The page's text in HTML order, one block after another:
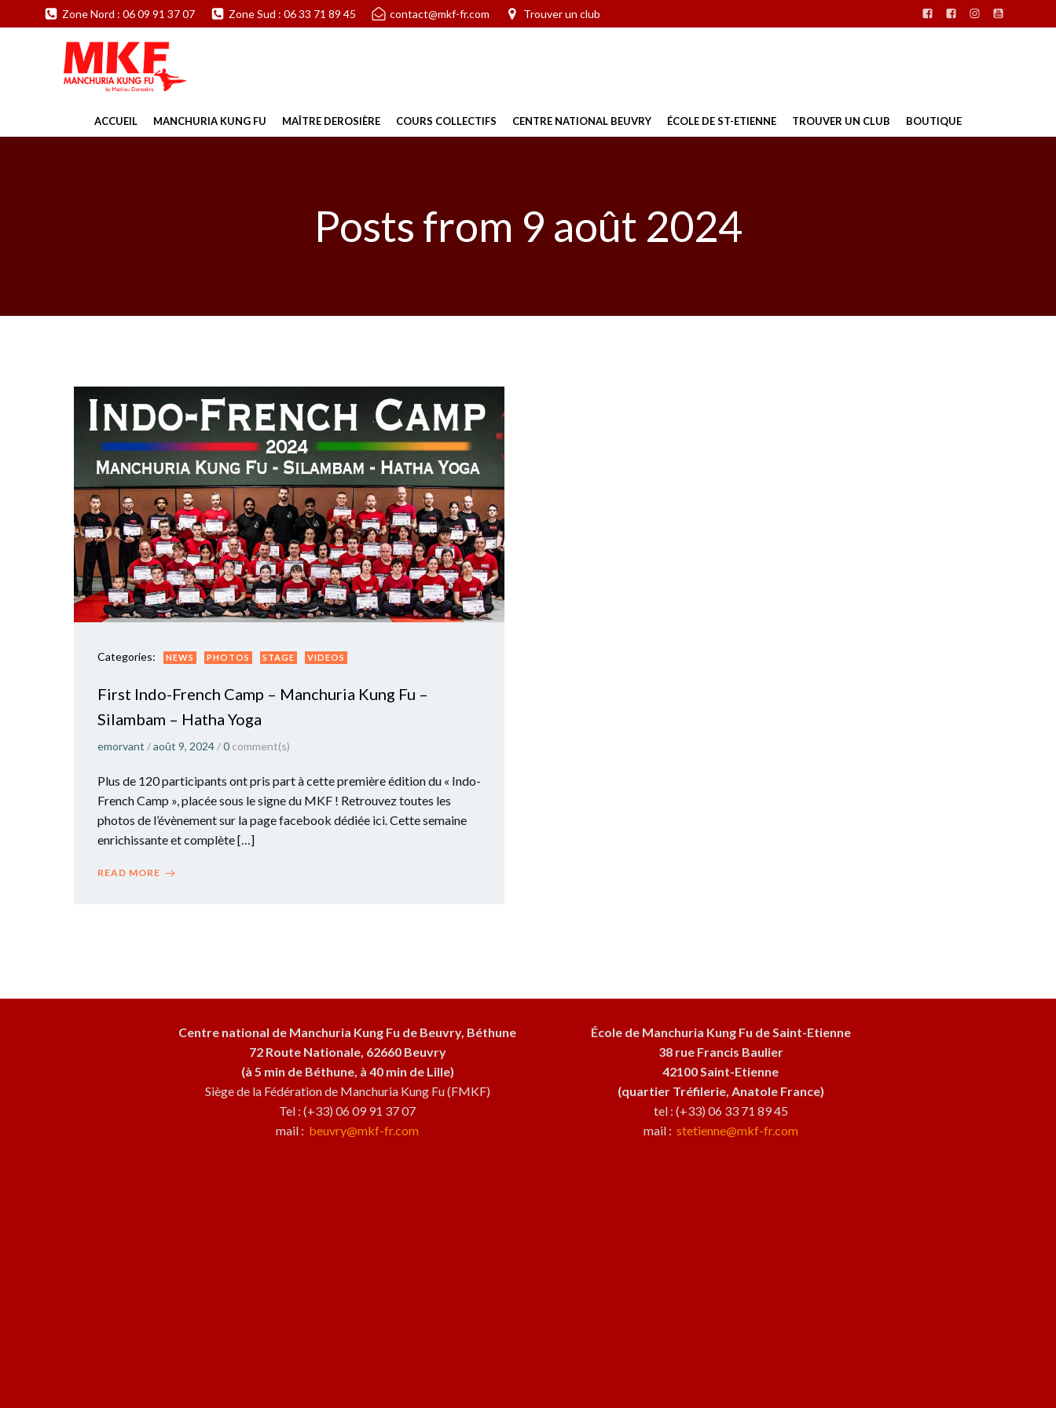
au
Zone Nord : 06 09 91 37 07 Zone Sud : 06 33 71 89 45 contact@mkf-fr.com Trouver un club
ACCUEIL MANCHURIA KUNG FU MAÎTRE DEROSIÈRE COURS COLLECTIFS CENTRE NATIONAL BEUVRY ÉCOLE DE ST-ETIENNE TROUVER UN CLUB BOUTIQUE
Posts from 9 août 2024
Categories: NEWS PHOTOS STAGE VIDEOS
First Indo-French Camp – Manchuria Kung Fu –
Silambam – Hatha Yoga
emorvant /août 9, 2024 /0 comment(s)
Plus de 120 participants ont pris part à cette première édition du « Indo-
French Camp », placée sous le signe du MKF ! Retrouvez toutes les
photos de l’évènement sur la page facebook dédiée ici. Cette semaine
enrichissante et complète […]
READ MORE
Centre national de Manchuria Kung Fu de Beuvry, Béthune
72 Route Nationale, 62660 Beuvry
(à 5 min de Béthune, à 40 min de Lille)
Siège de la Fédération de Manchuria Kung Fu (FMKF)
Tel : (+33) 06 09 91 37 07
mail : beuvry@mkf-fr.com
École de Manchuria Kung Fu de Saint-Etienne
38 rue Francis Baulier
42100 Saint-Etienne
(quartier Tréfilerie, Anatole France)
tel : (+33) 06 33 71 89 45
mail : stetienne@mkf-fr.com